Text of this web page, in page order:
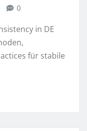
0
in DE
für stabile